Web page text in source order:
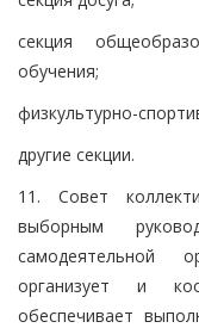
секция
обучения;
физкультурно-
другие секции.
11. Совет
выборным
самодеятельной
организует и
обеспечивает